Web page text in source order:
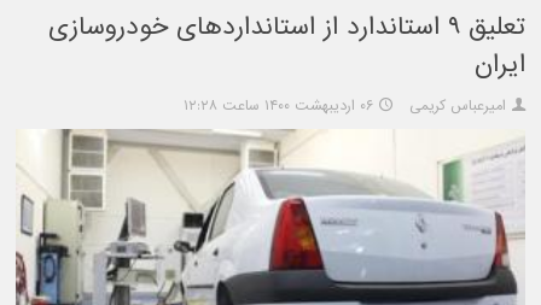
تعلیق ۹ استاندارد از استانداردهای خودروسازی
ایران
امیرعباس کریمی ۰۶ اردیبهشت ۱۴۰۰ ساعت ۱۲:۲۸